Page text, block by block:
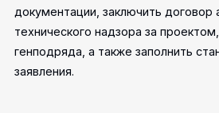
документации, заключить договор
технического надзора за
генподряда, а также заполнить
заявления.